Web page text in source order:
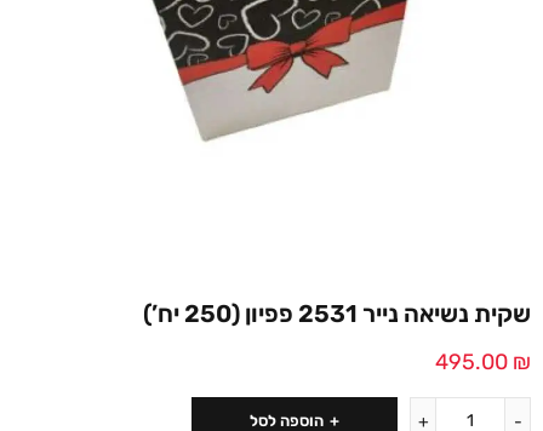
שקית נשיאה נייר 2531 פפיון (250 יח’)
495.00 ₪
הוספה לסל